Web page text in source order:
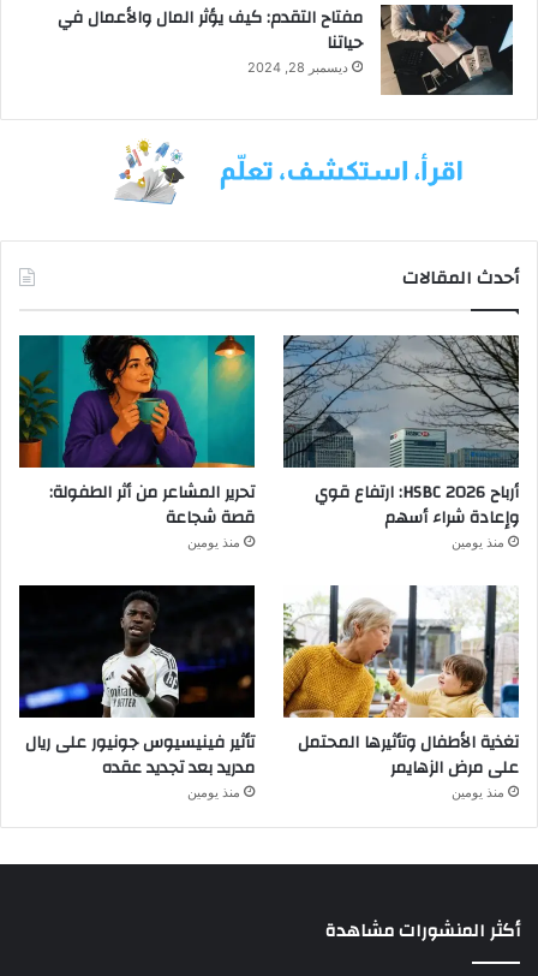
مفتاح التقدم: كيف يؤثر المال والأعمال في
حياتنا
ديسمبر 28, 2024
أحدث المقالات
أرباح HSBC 2026: ارتفاع قوي
وإعادة شراء أسهم
منذ يومين
تحرير المشاعر من أثر الطفولة:
قصة شجاعة
منذ يومين
تغذية الأطفال وتأثيرها المحتمل
على مرض الزهايمر
منذ يومين
تأثير فينيسيوس جونيور على ريال
مدريد بعد تجديد عقده
منذ يومين
أكثر المنشورات مشاهدة